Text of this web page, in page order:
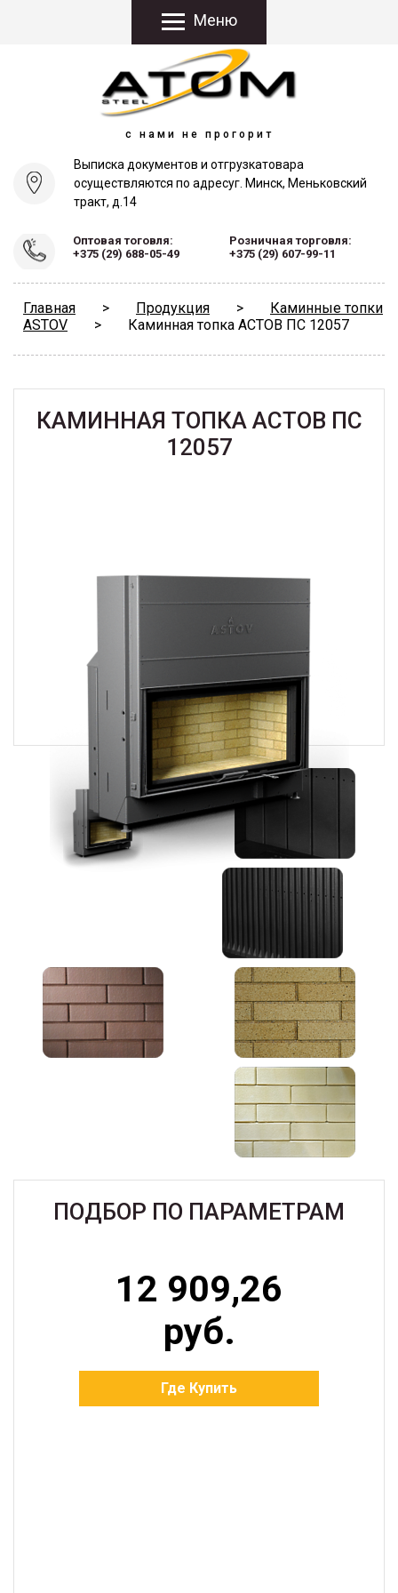
Меню
с нами не прогорит
Выписка документов и отгрузкатовара
осуществляются по адресуг. Минск, Меньковский
тракт, д.14
Оптовая тоговля:
+375 (29) 688-05-49
Розничная торговля:
+375 (29) 607-99-11
Главная > Продукция >
Каминные топки
ASTOV
> Каминная топка АСТОВ ПС 12057
КАМИННАЯ ТОПКА АСТОВ ПС
12057
ПОДБОР ПО ПАРАМЕТРАМ
12 909,26
руб.
Где Купить